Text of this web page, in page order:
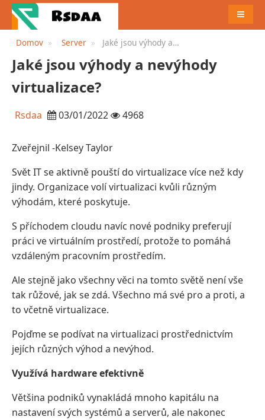
Domov Server
Jaké jsou výhody a
Jaké jsou výhody a nevýhody
virtualizace?
Rsdaa 03/01/2022 4968
Zveřejnil -Kelsey Taylor
Svět IT se aktivně pouští do virtualizace více než kdy
jindy. Organizace volí virtualizaci kvůli různým
výhodám, které poskytuje.
S příchodem cloudu navíc nové podniky preferují
práci ve virtuálním prostředí, protože to pomáhá
vzdáleným pracovním prostředím.
Ale stejně jako všechny věci na tomto světě není vše
tak růžové, jak se zdá. Všechno má své pro a proti, a
to včetně virtualizace.
Pojďme se podívat na virtualizaci prostřednictvím
jejích různých výhod a nevýhod.
Využívá hardware efektivně
Většina podniků vynakládá mnoho kapitálu na
nastavení svých systémů a serverů, ale nakonec